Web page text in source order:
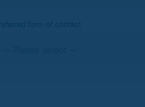
form of contact